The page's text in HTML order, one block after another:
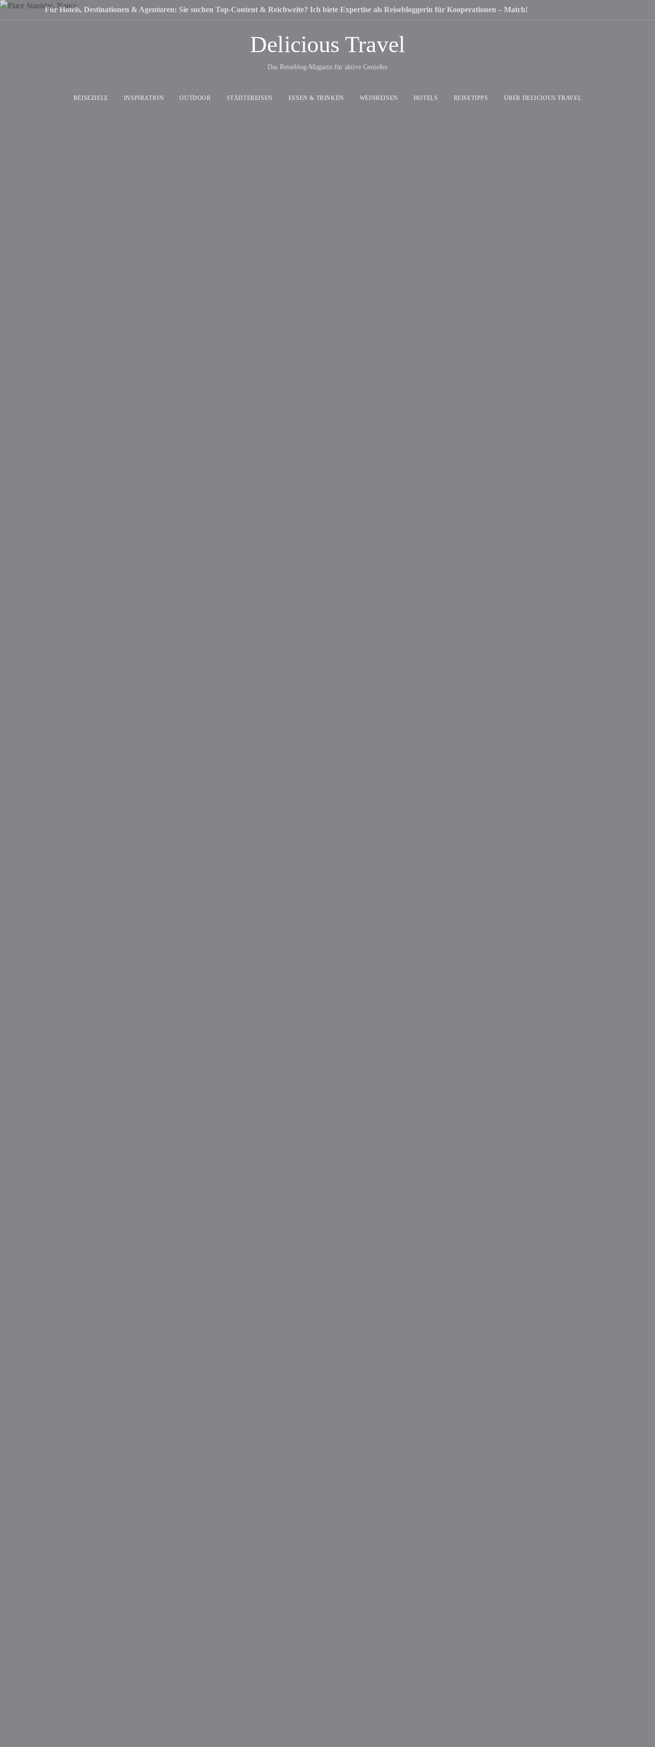
Für Hotels, Destinationen & Agenturen: Sie suchen Top-Content & Reichweite? Ich biete Expertise als Reisebloggerin für Kooperationen – Match!
Delicious Travel
Das Reiseblog-Magazin für aktive Genießer
REISEZIELE INSPIRATION OUTDOOR STÄDTEREISEN ESSEN & TRINKEN WEINREISEN HOTELS REISETIPPS ÜBER DELICIOUS TRAVEL